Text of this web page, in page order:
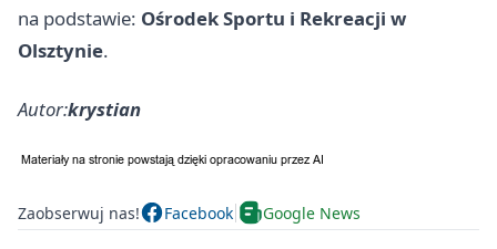
na podstawie: Ośrodek Sportu i Rekreacji w
Olsztynie.
Autor:krystian
Zaobserwuj nas! Facebook Google News